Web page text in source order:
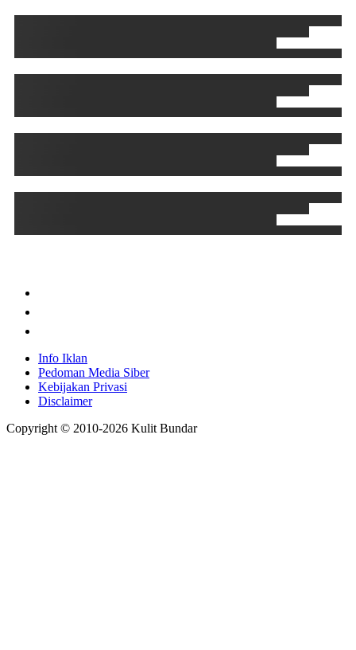
Info Iklan
Pedoman Media Siber
Kebijakan Privasi
Disclaimer
Copyright © 2010-2026 Kulit Bundar